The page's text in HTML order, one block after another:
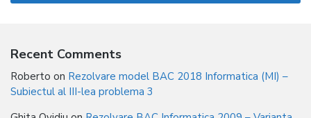
Recent Comments
Roberto on Rezolvare model BAC 2018 Informatica (MI) –
Subiectul al III-lea problema 3